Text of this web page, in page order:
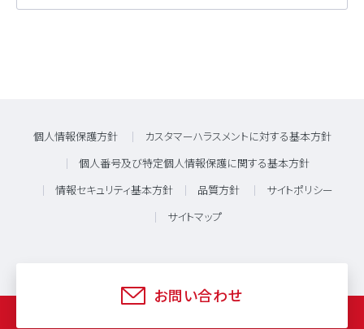
個人情報保護方針 カスタマーハラスメントに対する基本方針
個人番号及び特定個人情報保護に関する基本方針
情報セキュリティ基本方針 品質方針 サイトポリシー
サイトマップ
お問い合わせ